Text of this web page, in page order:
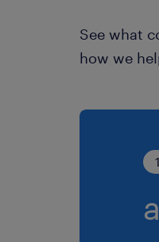
See what
how we